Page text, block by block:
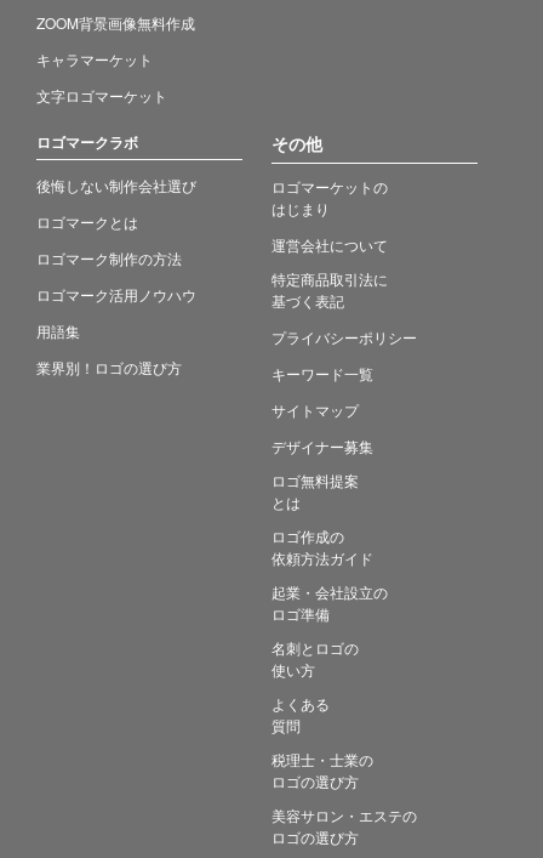
ZOOM背景画像無料作成
キャラマーケット
文字ロゴマーケット
ロゴマークラボ
後悔しない制作会社選び
ロゴマークとは
ロゴマーク制作の方法
ロゴマーク活用ノウハウ
用語集
業界別！ロゴの選び方
その他
ロゴマーケットの
はじまり
運営会社について
特定商品取引法に
基づく表記
プライバシーポリシー
キーワード一覧
サイトマップ
デザイナー募集
ロゴ無料提案
とは
ロゴ作成の
依頼方法ガイド
起業・会社設立の
ロゴ準備
名刺とロゴの
使い方
よくある
質問
税理士・士業の
ロゴの選び方
美容サロン・エステの
ロゴの選び方